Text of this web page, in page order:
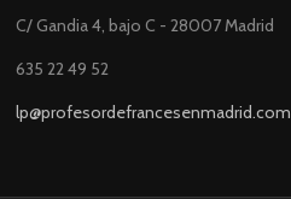
C/ Gandia 4, bajo C - 28007 Madrid
635 22 49 52
lp@profesordefrancesenmadrid.com